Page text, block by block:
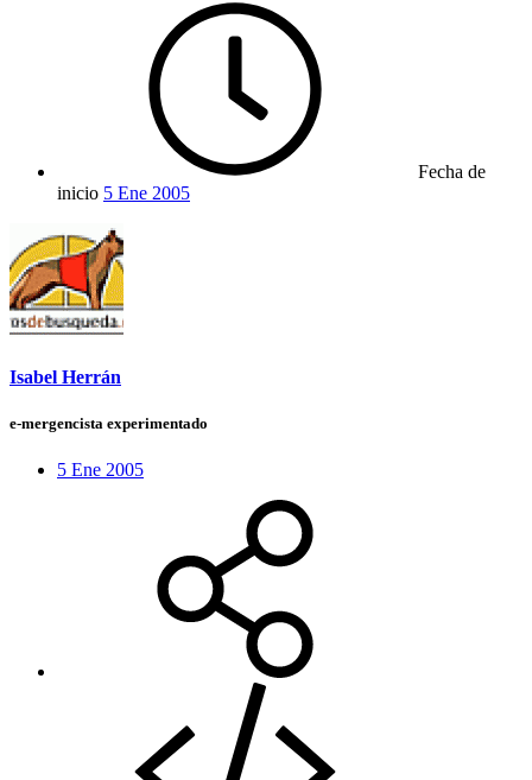
Fecha de
inicio 5 Ene 2005
Isabel Herrán
e-mergencista experimentado
5 Ene 2005